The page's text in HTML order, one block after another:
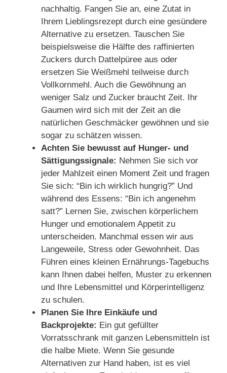
nachhaltig. Fangen Sie an, eine Zutat in
Ihrem Lieblingsrezept durch eine gesündere
Alternative zu ersetzen. Tauschen Sie
beispielsweise die Hälfte des raffinierten
Zuckers durch Dattelpüree aus oder
ersetzen Sie Weißmehl teilweise durch
Vollkornmehl. Auch die Gewöhnung an
weniger Salz und Zucker braucht Zeit. Ihr
Gaumen wird sich mit der Zeit an die
natürlichen Geschmäcker gewöhnen und sie
sogar zu schätzen wissen.
Achten Sie bewusst auf Hunger- und
Sättigungssignale: Nehmen Sie sich vor
jeder Mahlzeit einen Moment Zeit und fragen
Sie sich: “Bin ich wirklich hungrig?” Und
während des Essens: “Bin ich angenehm
satt?” Lernen Sie, zwischen körperlichem
Hunger und emotionalem Appetit zu
unterscheiden. Manchmal essen wir aus
Langeweile, Stress oder Gewohnheit. Das
Führen eines kleinen Ernährungs-Tagebuchs
kann Ihnen dabei helfen, Muster zu erkennen
und Ihre Lebensmittel und Körperintelligenz
zu schulen.
Planen Sie Ihre Einkäufe und
Backprojekte: Ein gut gefüllter
Vorratsschrank mit ganzen Lebensmitteln ist
die halbe Miete. Wenn Sie gesunde
Alternativen zur Hand haben, ist es viel